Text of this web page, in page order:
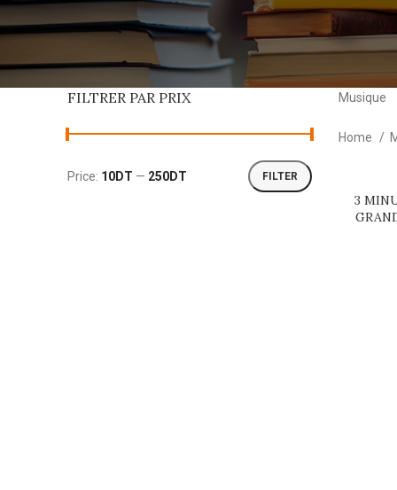
FILTRER PAR PRIX
Min
Max
FILTER
Price: 10DT — 250DT
Musique
Home
SOLD
OUT
READ
3